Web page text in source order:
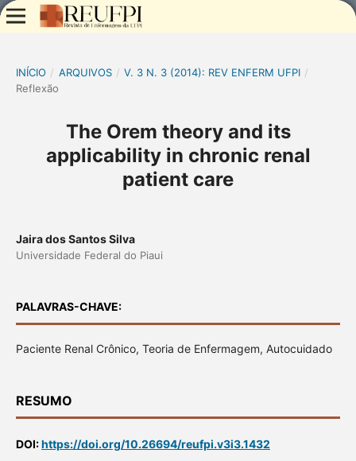
INÍCIO / ARQUIVOS / V. 3 N. 3 (2014): REV ENFERM UFPI /
Reflexão
The Orem theory and its
applicability in chronic renal
patient care
Jaira dos Santos Silva
Universidade Federal do Piaui
PALAVRAS-CHAVE:
Paciente Renal Crônico, Teoria de Enfermagem, Autocuidado
RESUMO
DOI:https://doi.org/10.26694/reufpi.v3i3.1432